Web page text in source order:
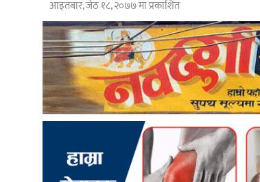
आइतबार, जेठ १८, २०७७ मा प्रकाशित